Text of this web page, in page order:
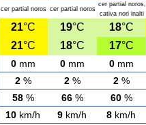
cer partial noros cer partial noros
cer partial noros,
cativa nori inalti
21°C 19°C 18°C
21°C 18°C 17°C
0mm 0mm 0mm
2% 2% 2%
58% 66% 60%
10 km/h 9 km/h 8 km/h